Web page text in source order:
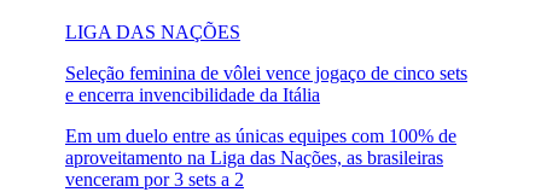
LIGA DAS NAÇÕES
Seleção feminina de vôlei vence jogaço de cinco sets
e encerra invencibilidade da Itália
Em um duelo entre as únicas equipes com 100% de
aproveitamento na Liga das Nações, as brasileiras
venceram por 3 sets a 2